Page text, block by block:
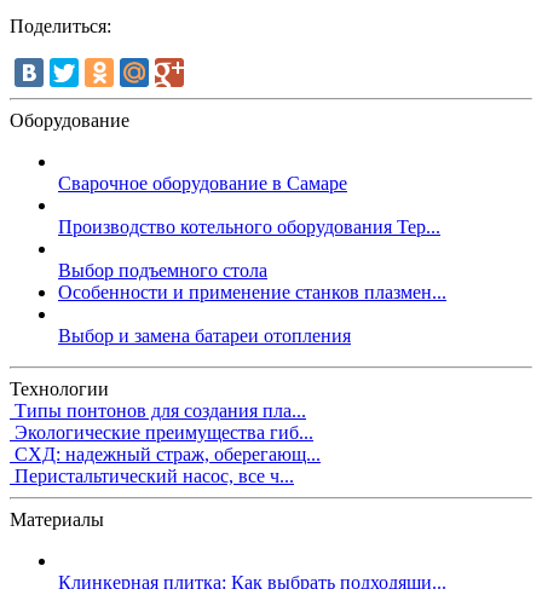
Поделиться:
Оборудование
Сварочное оборудование в Самаре
Производство котельного оборудования Тер...
Выбор подъемного стола
Особенности и применение станков плазмен...
Выбор и замена батареи отопления
Технологии
Типы понтонов для создания пла...
Экологические преимущества гиб...
СХД: надежный страж, оберегающ...
Перистальтический насос, все ч...
Материалы
Клинкерная плитка: Как выбрать подходящи...